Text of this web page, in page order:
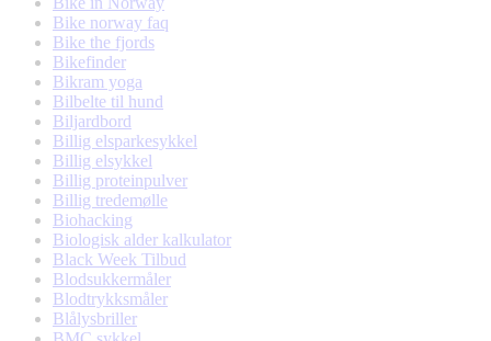
Bike norway faq
Bike the fjords
Bikefinder
Bikram yoga
Bilbelte til hund
Biljardbord
Billig elsparkesykkel
Billig elsykkel
Billig proteinpulver
Billig tredemølle
Biohacking
Biologisk alder kalkulator
Black Week Tilbud
Blodsukkermåler
Blodtrykksmåler
Blålysbriller